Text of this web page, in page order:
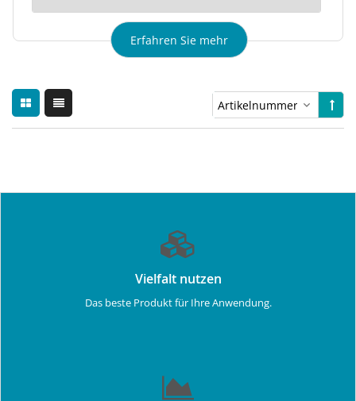
Erfahren Sie mehr
Vielfalt nutzen
Das beste Produkt für Ihre Anwendung.